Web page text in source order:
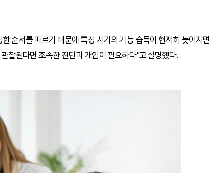
순서를 따르기 때문에 특정 시기의 기능 습득이 현저히 늦어지면
찰된다면 조속한 진단과 개입이 필요하다"고 설명했다.